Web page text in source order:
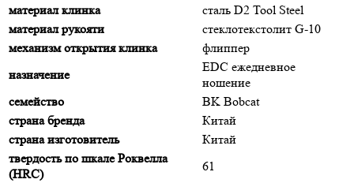
материал клинка
сталь D2 Tool Steel
материал рукояти
стеклотекстолит G-10
механизм открытия клинка
флиппер
назначение
EDC ежедневное
ношение
семейство
BK Bobcat
страна бренда
Китай
страна изготовитель
Китай
твердость по шкале Роквелла
(HRC)
61